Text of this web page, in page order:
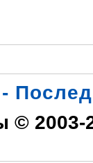
© 2003-